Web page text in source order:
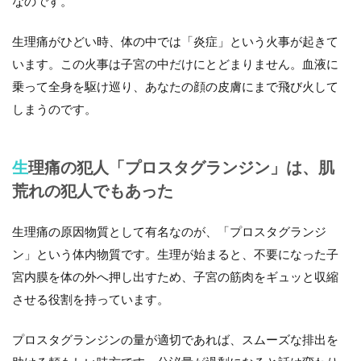
生理痛がひどい時、体の中では 「炎症」
という火事が起きて
います。この火事は子宮の中だけにとどまりません。血液に
乗って全身を駆け巡り、あなたの顔の皮膚にまで飛び火して
しまうのです。
生理痛の犯人「プロスタグランジン」は、肌
荒れの犯人でもあった
生理痛の原因物質として有名なのが、
「プロスタグランジ
ン」
という体内物質です。生理が始まると、不要になった子
宮内膜を体の外へ押し出すため、子宮の筋肉をギュッと収縮
させる役割を持っています。
プロスタグランジンの量が適切であれば、スムーズな排出を